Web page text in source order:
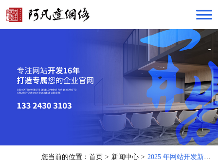
您当前的位置： 首页 > 新闻中心 > 2025 年网站开发新趋势：微服务架构与容器化技术应用